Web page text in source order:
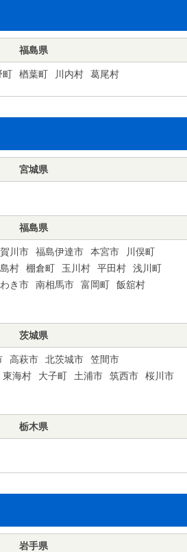
福島県
町 楢葉町 川内村 葛尾村
宮城県
福島県
川市 福島伊達市 本宮市
川俣町
村 棚倉町 玉川村 平田村
浅川町
き市 南相馬市 富岡町
飯舘村
茨城県
高萩市 北茨城市
笠間市
東海村 大子町 土浦市 筑西市
桜川市
栃木県
岩手県